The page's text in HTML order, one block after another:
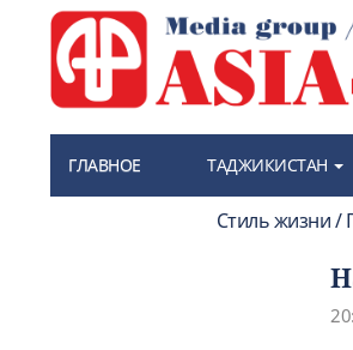
ГЛАВНОЕ ТАДЖИКИСТАН
Стиль жизни /